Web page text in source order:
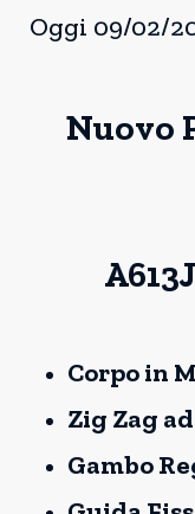
Oggi 09/02/
Nuovo
Corpo in
Zig Zag
Gambo